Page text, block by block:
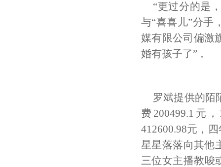
“更过分的是
与“喜喜儿”分手
媒有限公司偏激
婚有孩子了” 。
罗斌提供的陌
费200499.1元
412600.98元，
星星落落向其他
三位女主播教唆